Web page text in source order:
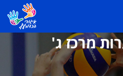
מרכז ג'